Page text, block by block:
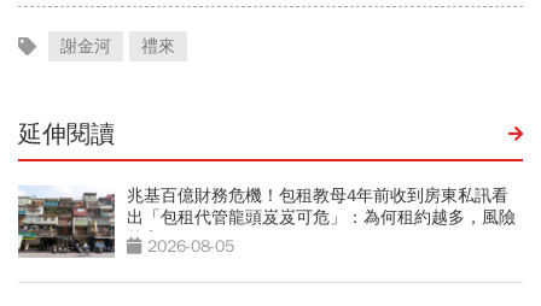
謝金河 禮來
延伸閱讀
兆基百億財務危機！包租教母4年前收到房東私訊看
出「包租代管龍頭岌岌可危」：為何租約越多，風險
越高？
2026-08-05